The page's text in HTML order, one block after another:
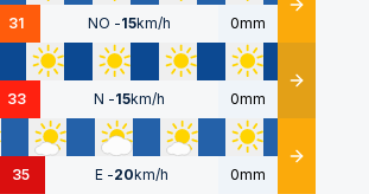
31 NO -15km/h 0mm Détails
33 N -15km/h 0mm Détails
35 E -20km/h 0mm Détails